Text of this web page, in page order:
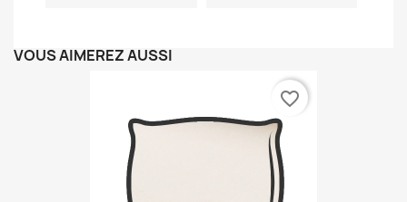
VOUS AIMEREZ AUSSI
favorite_border